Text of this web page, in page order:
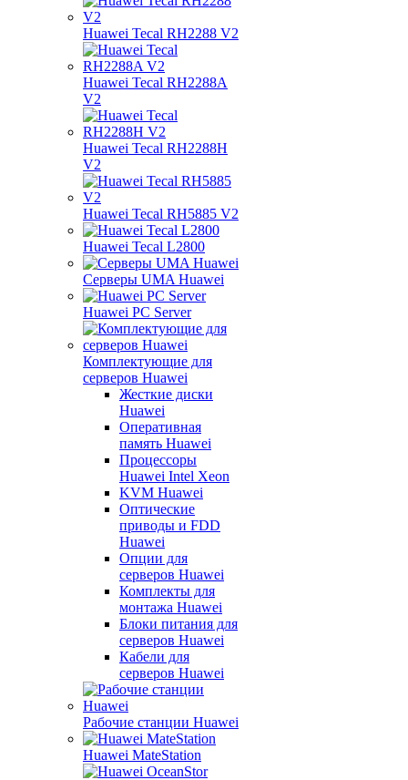
Huawei Tecal RH2288 V2
Huawei Tecal RH2288A
V2
Huawei Tecal RH2288H
V2
Huawei Tecal RH5885 V2
Huawei Tecal L2800
Серверы UMA Huawei
Huawei PC Server
Комплектующие для
серверов Huawei
Жесткие диски
Huawei
Оперативная
память Huawei
Процессоры
Huawei Intel Xeon
KVM Huawei
Оптические
приводы и FDD
Huawei
Опции для
серверов Huawei
Комплекты для
монтажа Huawei
Блоки питания для
серверов Huawei
Кабели для
серверов Huawei
Рабочие станции Huawei
Huawei MateStation